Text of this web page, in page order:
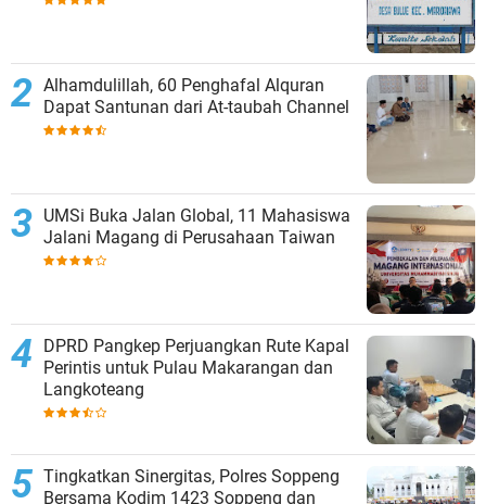
Alhamdulillah, 60 Penghafal Alquran
Dapat Santunan dari At-taubah Channel
UMSi Buka Jalan Global, 11 Mahasiswa
Jalani Magang di Perusahaan Taiwan
DPRD Pangkep Perjuangkan Rute Kapal
Perintis untuk Pulau Makarangan dan
Langkoteang
Tingkatkan Sinergitas, Polres Soppeng
Bersama Kodim 1423 Soppeng dan